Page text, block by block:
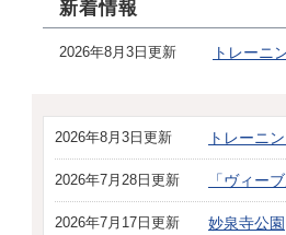
新着情報
2026年8月3日更新 トレーニ
2026年8月3日更新 トレーニ
2026年7月28日更新 「ヴィー
2026年7月17日更新 妙泉寺公園